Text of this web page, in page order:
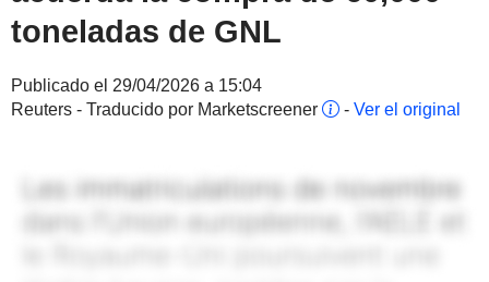
toneladas de GNL
Publicado el 29/04/2026 a 15:04
Reuters - Traducido por Marketscreener
- Ver el original